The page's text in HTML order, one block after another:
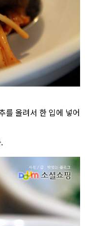
를 올려서 한 입에 넣어